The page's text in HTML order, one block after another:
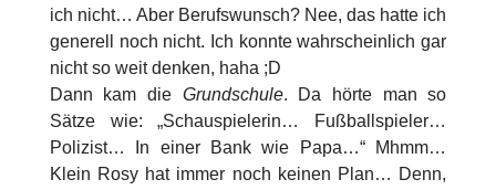
ich nicht… Aber Berufswunsch? Nee, das hatte ich
generell noch nicht. Ich konnte wahrscheinlich gar
nicht so weit denken, haha ;D
Dann kam die Grundschule. Da hörte man so
Sätze wie: „Schauspielerin… Fußballspieler…
Polizist… In einer Bank wie Papa…“ Mhmm…
Klein Rosy hat immer noch keinen Plan… Denn,